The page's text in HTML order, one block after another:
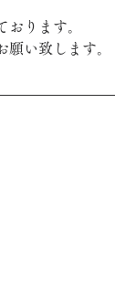
おります。
願い致します。